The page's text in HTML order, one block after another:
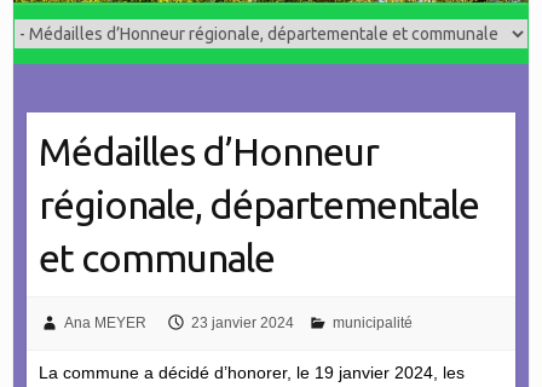
Médailles d’Honneur
régionale, départementale
et communale
Ana MEYER 23 janvier 2024 municipalité
La commune a décidé d’honorer, le 19 janvier 2024, les